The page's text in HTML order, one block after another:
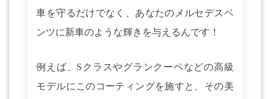
車を守るだけでなく、あなたのメルセデスベ
ンツに新車のような輝きを与えるんです！
例えば、Sクラスやグランクーペなどの高級
モデルにこのコーティングを施すと、その美